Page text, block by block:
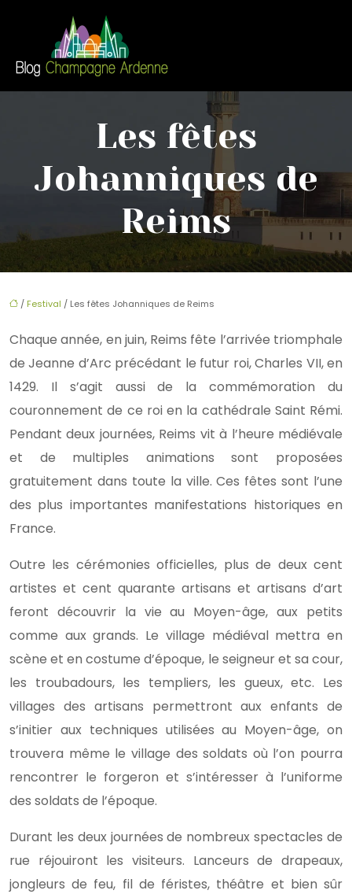
Les fêtes
Johanniques de
Reims
/ Festival / Les fêtes Johanniques de Reims
Chaque année, en juin, Reims fête l’arrivée triomphale
de Jeanne d’Arc précédant le futur roi, Charles VII, en
1429. Il s’agit aussi de la commémoration du
couronnement de ce roi en la cathédrale Saint Rémi.
Pendant deux journées, Reims vit à l’heure médiévale
et de multiples animations sont proposées
gratuitement dans toute la ville. Ces fêtes sont l’une
des plus importantes manifestations historiques en
France.
Outre les cérémonies officielles, plus de deux cent
artistes et cent quarante artisans et artisans d’art
feront découvrir la vie au Moyen-âge, aux petits
comme aux grands. Le village médiéval mettra en
scène et en costume d’époque, le seigneur et sa cour,
les troubadours, les templiers, les gueux, etc. Les
villages des artisans permettront aux enfants de
s’initier aux techniques utilisées au Moyen-âge, on
trouvera même le village des soldats où l’on pourra
rencontrer le forgeron et s’intéresser à l’uniforme
des soldats de l’époque.
Durant les deux journées de nombreux spectacles de
rue réjouiront les visiteurs. Lanceurs de drapeaux,
jongleurs de feu, fil de féristes, théâtre et bien sûr